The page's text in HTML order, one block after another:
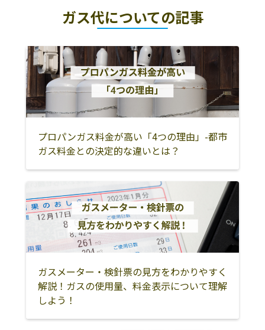
市東町花輪850
中丙877
株式会社村田石
みどり市大間々
町大間々1748-1
0277-73-5131
株式会社上州
みどり市笠懸町
鹿4481-2
0277-76-2353
株式会社スナガ
／本社
376-0101 みどり
市大間々町大
間々1757 - 4
北群馬郡吉岡町
北群馬郡榛東村
佐波郡玉村町
安中市
多野郡神流町
多野郡上野村
甘楽郡下仁田町
甘楽郡甘楽町
甘楽郡南牧村
吾妻郡中之条町
吾妻郡東吾妻町
吾妻郡長野原町
吾妻郡嬬恋村
吾妻郡草津町
吾妻郡高山村
沼田市
利根郡片品村
利根郡みなかみ
利根郡昭和村 桐生市
太田市 館林市
みどり市
邑楽郡板倉町
邑楽郡明和町
邑楽郡千代田町
邑楽郡大泉町
邑楽郡邑楽町
ガス代についての記事
プロパンガス料金が高い「4つの理由」-都市
ガス料金との決定的な違いとは？
ガスメーター・検針票の見方をわかりやすく
解説！ガスの使用量、料金表示について理解
しよう！